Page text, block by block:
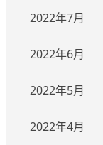
2022年7月
2022年6月
2022年5月
2022年4月